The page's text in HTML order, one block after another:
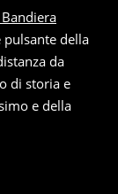
della
da
di storia e
e della